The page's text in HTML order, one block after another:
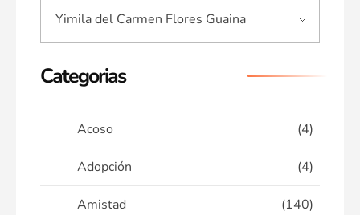
Categorias
Acoso (4)
Adopción (4)
Amistad (140)